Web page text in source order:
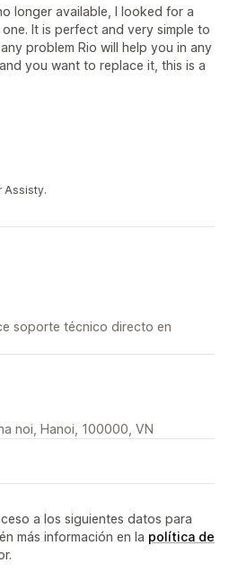
longer available, I looked for a
It is perfect and very simple to
problem Rio will help you in any
you want to replace it, this is a
Assisty.
soporte técnico directo en
noi, Hanoi, 100000, VN
a los siguientes datos para
más información en la política de